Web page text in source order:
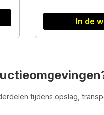
In de
tijdens opslag,